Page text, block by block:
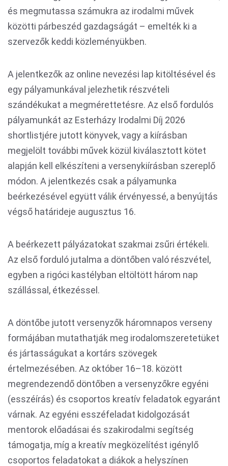
és megmutassa számukra az irodalmi művek
közötti párbeszéd gazdagságát – emelték ki a
szervezők keddi közleményükben.
A jelentkezők az online nevezési lap kitöltésével és
egy pályamunkával jelezhetik részvételi
szándékukat a megmérettetésre. Az első fordulós
pályamunkát az Esterházy Irodalmi Díj 2026
shortlistjére jutott könyvek, vagy a kiírásban
megjelölt további művek közül kiválasztott kötet
alapján kell elkészíteni a versenykiírásban szereplő
módon. A jelentkezés csak a pályamunka
beérkezésével együtt válik érvényessé, a benyújtás
végső határideje augusztus 16.
A beérkezett pályázatokat szakmai zsűri értékeli.
Az első forduló jutalma a döntőben való részvétel,
egyben a rigóci kastélyban eltöltött három nap
szállással, étkezéssel.
A döntőbe jutott versenyzők háromnapos verseny
formájában mutathatják meg irodalomszeretetüket
és jártasságukat a kortárs szövegek
értelmezésében. Az október 16–18. között
megrendezendő döntőben a versenyzőkre egyéni
(esszéírás) és csoportos kreatív feladatok egyaránt
várnak. Az egyéni esszéfeladat kidolgozását
mentorok előadásai és szakirodalmi segítség
támogatja, míg a kreatív megközelítést igénylő
csoportos feladatokat a diákok a helyszínen